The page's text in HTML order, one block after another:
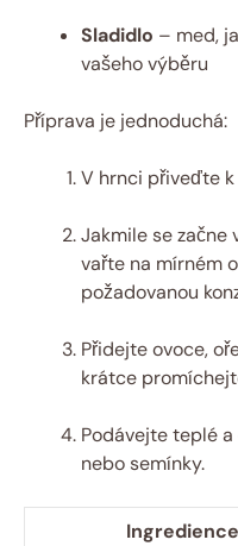
Sladidlo – med,
vašeho výběru
Příprava je jednoduchá:
V hrnci přiveďte
Jakmile se začne
vařte na mírném
požadovanou
Přidejte ovoce,
krátce
Podávejte teplé
nebo semínky.
Ingredience